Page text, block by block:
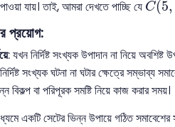
যায়। তাই, আমরা দেখতে পাচ্ছি যে C(5,
প্রয়োগ:
: যখন নির্দিষ্ট সংখ্যক উপাদান না নিয়ে
সংখ্যক ঘটনা না ঘটার ক্ষেত্রে সম্ভাব্য
বিকল্প বা পরিপূরক সমষ্টি নিয়ে কাজ করার সময়।
একটি সেটের ভিন্ন উপায়ে গঠিত সমাবেশের